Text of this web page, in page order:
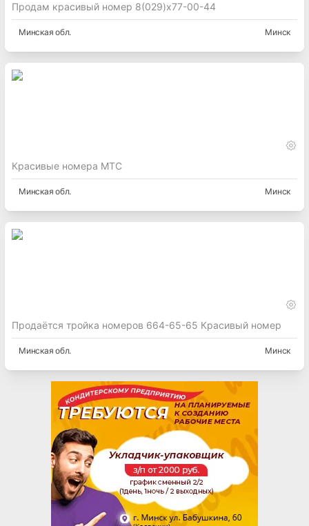
Продам красивый номер 8(029)х77-00-44
Минская обл. Минск
Красивые номера МТС
Минская обл. Минск
Продаётся тройка номеров 664-65-65 Красивый номер
Минская обл. Минск